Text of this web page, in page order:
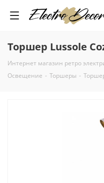
Торшер Lussole
Интернет магазин ретро
Освещение - Торшеры -